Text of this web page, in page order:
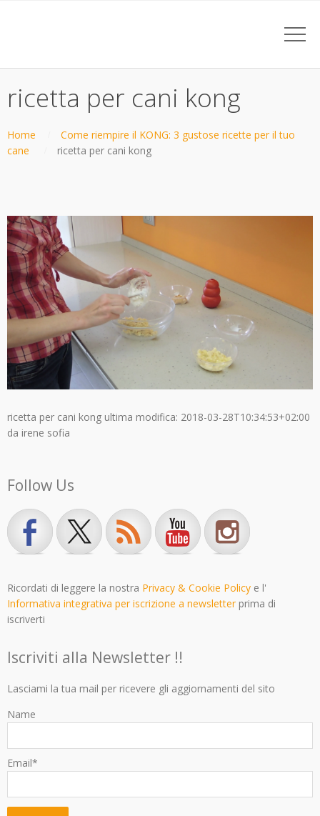
ricetta per cani kong
Home
Come riempire il KONG: 3 gustose ricette per il tuo
cane
ricetta per cani kong
ricetta per cani kong ultima modifica: 2018-03-28T10:34:53+02:00
da irene sofia
Follow Us
Ricordati di leggere la nostra Privacy & Cookie Policy e l'
Informativa integrativa per iscrizione a newsletterprima di
iscriverti
Iscriviti alla Newsletter !!
Lasciami la tua mail per ricevere gli aggiornamenti del sito
Name
Email*